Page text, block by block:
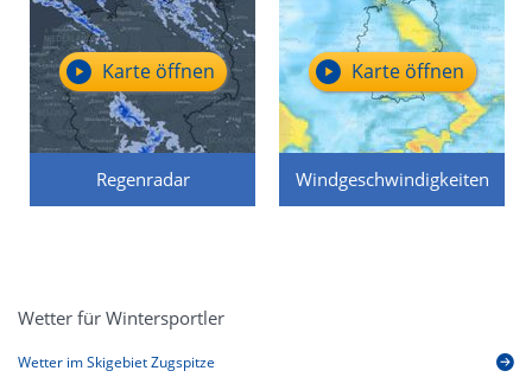
Regenradar
Karte öffnen
Windgeschwindigkeiten
Karte öffnen
Wetter für Wintersportler
Wetter im Skigebiet Zugspitze